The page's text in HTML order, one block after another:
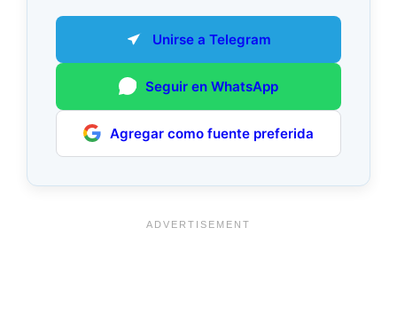
Unirse a Telegram
Seguir en WhatsApp
Agregar como fuente preferida